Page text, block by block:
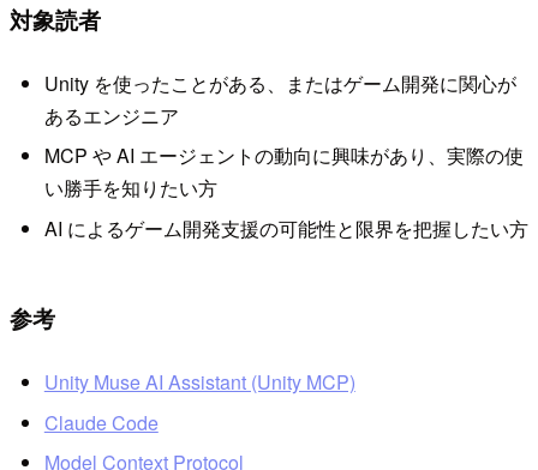
対象読者
Unity を使ったことがある、またはゲーム開発に関心が
あるエンジニア
MCP や AI エージェントの動向に興味があり、実際の使
い勝手を知りたい方
AI によるゲーム開発支援の可能性と限界を把握したい方
参考
Unity Muse AI Assistant (Unity MCP)
Claude Code
Model Context Protocol